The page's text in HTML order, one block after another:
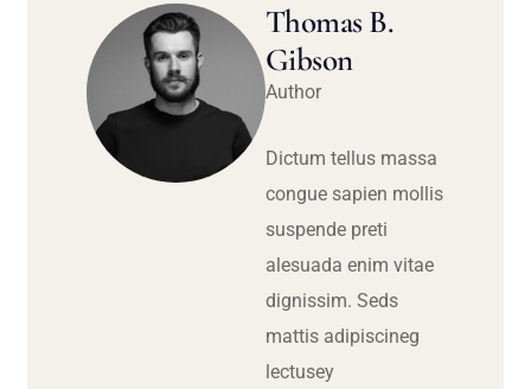
Thomas B.
Gibson
Author
Dictum tellus massa
congue sapien mollis
suspende preti
alesuada enim vitae
dignissim. Seds
mattis adipiscineg
lectusey